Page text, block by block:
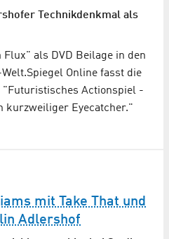
Technikdenkmal als
als DVD Beilage in den
Online fasst die
Actionspiel -
kurzweiliger Eyecatcher."
mit Take That und
Adlershof